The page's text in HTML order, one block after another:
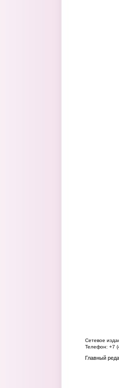
Сетевое
Телефон: +7
Главный